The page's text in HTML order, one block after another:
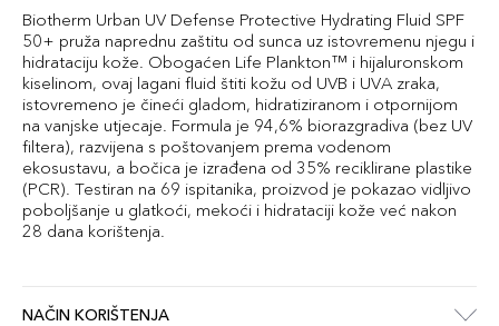
Biotherm Urban UV Defense Protective Hydrating Fluid SPF
50+ pruža naprednu zaštitu od sunca uz istovremenu njegu i
hidrataciju kože. Obogaćen Life Plankton™ i hijaluronskom
kiselinom, ovaj lagani fluid štiti kožu od UVB i UVA zraka,
istovremeno je čineći gladom, hidratiziranom i otpornijom
na vanjske utjecaje. Formula je 94,6% biorazgradiva (bez UV
filtera), razvijena s poštovanjem prema vodenom
ekosustavu, a bočica je izrađena od 35% reciklirane plastike
(PCR). Testiran na 69 ispitanika, proizvod je pokazao vidljivo
poboljšanje u glatkoći, mekoći i hidrataciji kože već nakon
28 dana korištenja.
NAČIN KORIŠTENJA